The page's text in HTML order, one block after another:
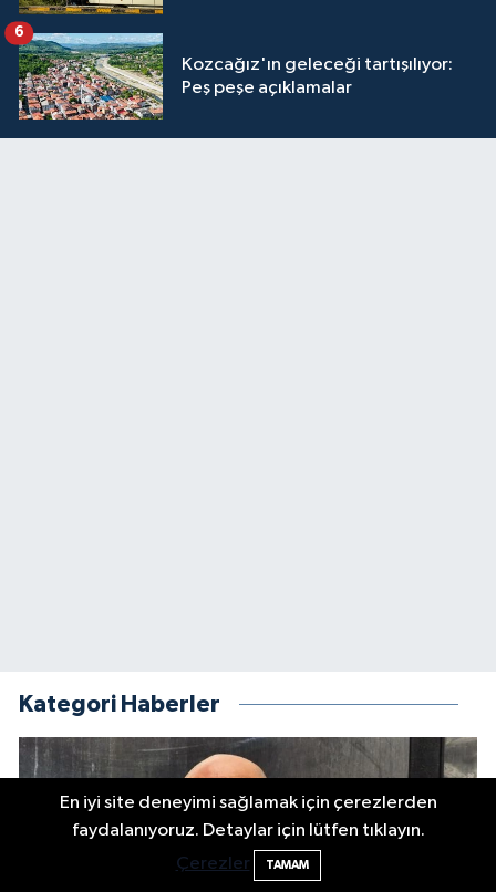
Kozcağız'ın geleceği tartışılıyor:
Peş peşe açıklamalar
6
Kategori Haberler
En iyi site deneyimi sağlamak için çerezlerden
faydalanıyoruz. Detaylar için lütfen tıklayın.
Çerezler
TAMAM